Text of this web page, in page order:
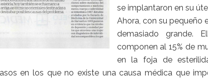
se implantaron en su
Ahora, con su pequeño
demasiado grande.
componen al 15% de
en la foja de
en los que no existe una causa médica que